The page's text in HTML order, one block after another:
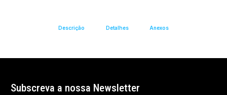
Descrição Detalhes Anexos
Subscreva a nossa Newsletter